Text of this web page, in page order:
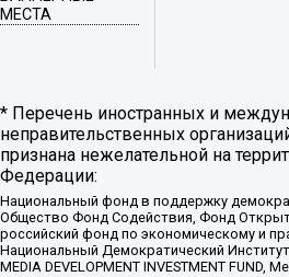
МЕСТА
* Перечень иностранных и
неправительственных
признана нежелательной на
Федерации:
Национальный фонд в поддержку
Общество Фонд Содействия, Фонд
российский фонд по экономическому и
Национальный Демократический
MEDIA DEVELOPMENT INVESTMENT FUND,